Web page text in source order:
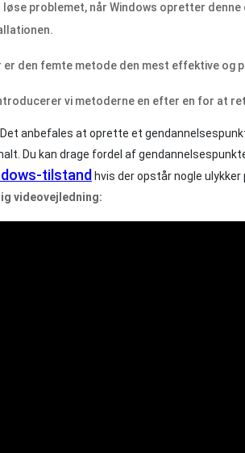
løse problemet, når Windows opretter
er den femte metode den mest effektive og
vi metoderne en efter en for at
Det anbefales at oprette et
Du kan drage fordel af
tilstand hvis der opstår nogle ulykker
videovejledning: